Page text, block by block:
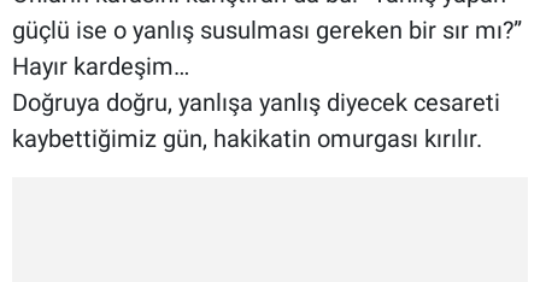
güçlü ise o yanlış susulması gereken bir sır mı?”
Hayır kardeşim…
Doğruya doğru, yanlışa yanlış diyecek cesareti
kaybettiğimiz gün, hakikatin omurgası kırılır.